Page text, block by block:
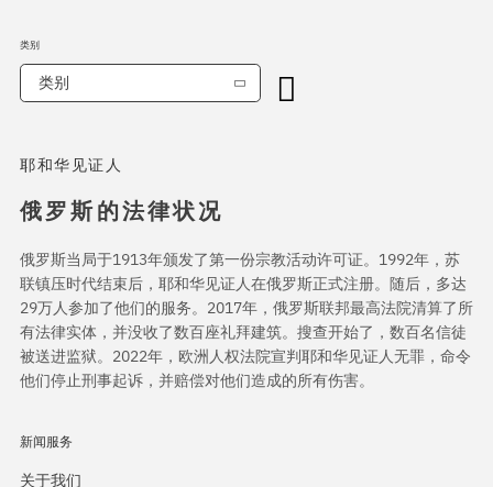
耶和华见证人
俄罗斯的法律状况
俄罗斯当局于1913年颁发了第一份宗教活动许可证。1992年，苏
联镇压时代结束后，耶和华见证人在俄罗斯正式注册。随后，多达
29万人参加了他们的服务。2017年，俄罗斯联邦最高法院清算了所
有法律实体，并没收了数百座礼拜建筑。搜查开始了，数百名信徒
被送进监狱。2022年，欧洲人权法院宣判耶和华见证人无罪，命令
他们停止刑事起诉，并赔偿对他们造成的所有伤害。
新闻服务
关于我们
类别
类别